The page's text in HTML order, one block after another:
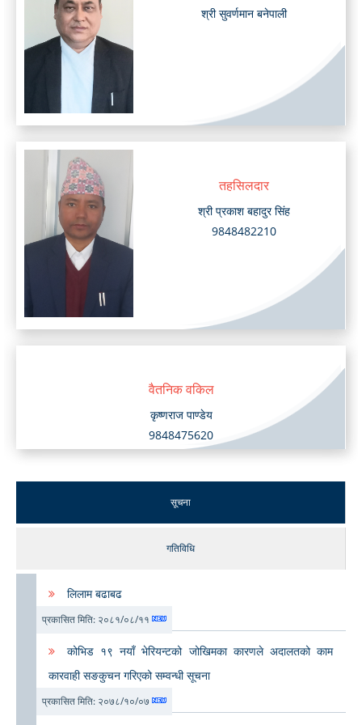
श्री सुवर्णमान बनेपाली
तहसिलदार
श्री प्रकाश बहादुर सिंह
9848482210
वैतनिक वकिल
कृष्णराज पाण्डेय
9848475620
सूचना
गतिविधि
लिलाम बढाबढ
प्रकासित मिति: २०८१/०८/११
कोभिड १९ नयाँ भेरियन्टको जोखिमका कारणले अदालतको काम
कारवाही सङकुचन गरिएको सम्वन्धी सूचना
प्रकासित मिति: २०७८/१०/०७